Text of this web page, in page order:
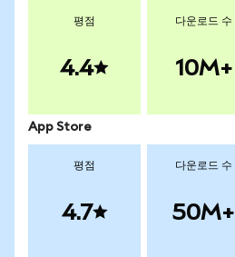
평점
4.4
다운로드 수
10M+
App Store
평점
4.7
다운로드 수
50M+